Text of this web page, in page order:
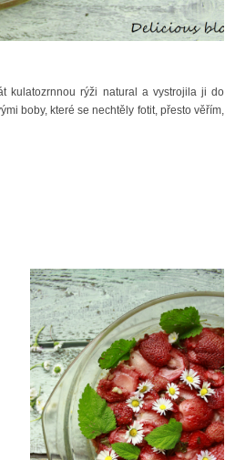
kulatozrnnou rýži natural a vystrojila ji do
boby, které se nechtěly fotit, přesto věřím,